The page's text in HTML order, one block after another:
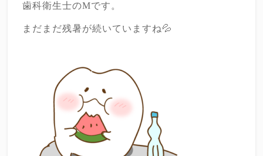
歯科衛生士のMです。
まだまだ残暑が続いていますね💦